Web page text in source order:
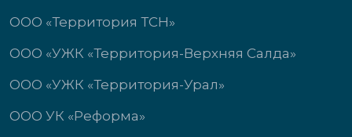
ООО «Территория ТСН»
ООО «УЖК «Территория-Верхняя Салда»
ООО «УЖК «Территория-Урал»
ООО УК «Реформа»